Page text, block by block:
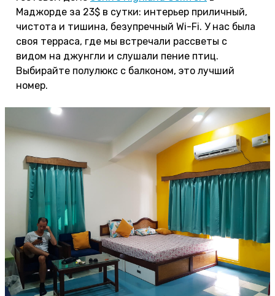
Маджорде за 23$ в сутки: интерьер приличный,
чистота и тишина, безупречный Wi-Fi. У нас была
своя терраса, где мы встречали рассветы с
видом на джунгли и слушали пение птиц.
Выбирайте полулюкс с балконом, это лучший
номер.